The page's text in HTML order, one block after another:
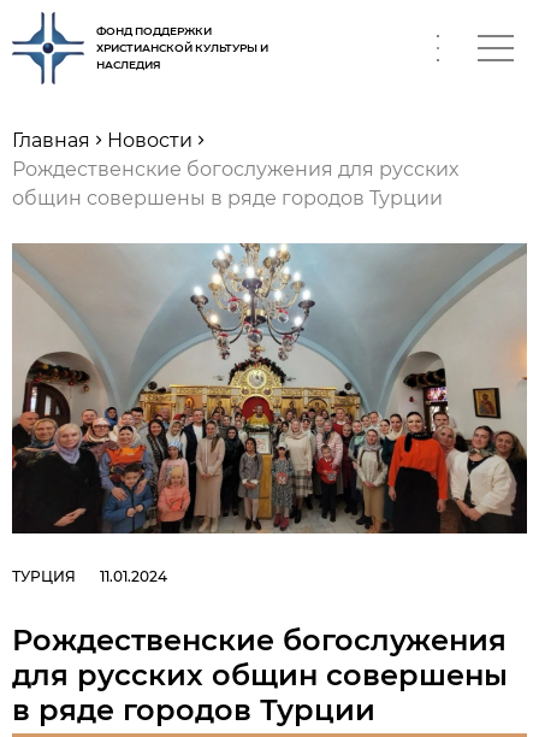
ФОНД ПОДДЕРЖКИ
ХРИСТИАНСКОЙ КУЛЬТУРЫ И
НАСЛЕДИЯ
Главная
Новости
Рождественские богослужения для русских
общин совершены в ряде городов Турции
ТУРЦИЯ 11.01.2024
Рождественские богослужения
для русских общин совершены
в ряде городов Турции